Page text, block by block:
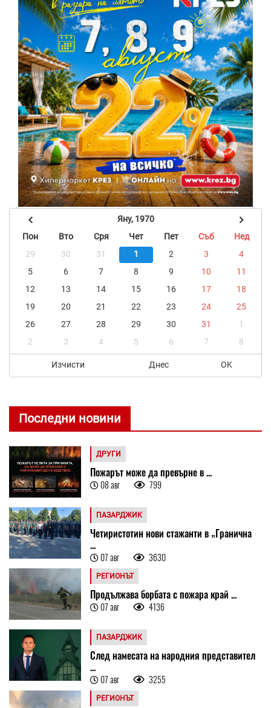
Яну, 1970
Пон
Вто Сря Чет Пет Съб
Нед
29
30 31 1 2 3
4
5
6 7 8 9 10
11
12
13 14 15 16 17
18
19
20 21 22 23 24
25
26
27 28 29 30 31
1
2
3 4 5 6 7 8
Изчисти Днес OK
Последни новини
ДРУГИ
Пожарът може да превърне в ...
08 авг 799
ПАЗАРДЖИК
Четиристотин нови стажанти в „Гранична
...
07 авг 3630
РЕГИОНЪТ
Продължава борбата с пожара край ...
07 авг 4136
ПАЗАРДЖИК
След намесата на народния представител
...
07 авг 3255
РЕГИОНЪТ